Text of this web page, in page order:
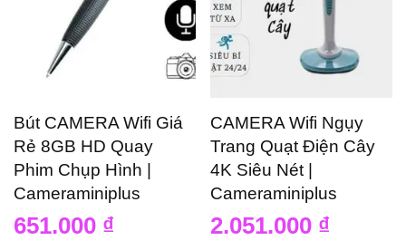
Bút CAMERA Wifi Giá
Rẻ 8GB HD Quay
Phim Chụp Hình |
Cameraminiplus
651.000 ₫
CAMERA Wifi Ngụy
Trang Quạt Điện Cây
4K Siêu Nét |
Cameraminiplus
2.051.000 ₫